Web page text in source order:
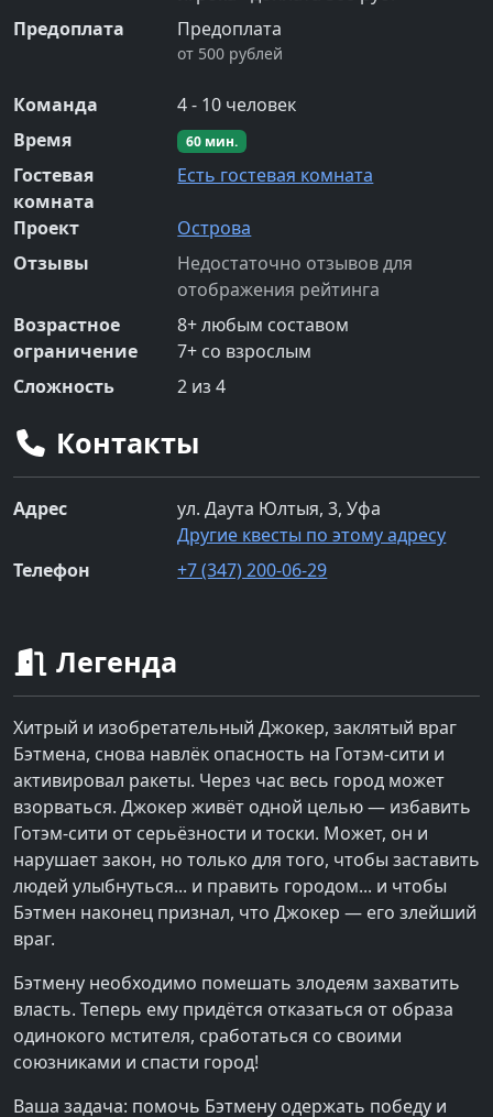
Предоплата
Предоплата
от 500 рублей
Команда 4- 10 человек
Время
60 мин.
Гостевая
комната
Есть гостевая комната
Проект
Острова
Отзывы
Недостаточно отзывов для
отображения рейтинга
Возрастное
ограничение
8+любым составом
7+ со взрослым
Сложность
2 из 4
Контакты
Адрес
ул. Даута Юлтыя, 3, Уфа
Другие квесты по этому адресу
Телефон
+7 (347) 200-06-29
Легенда
Хитрый и изобретательный Джокер, заклятый враг
Бэтмена, снова навлёк опасность на Готэм-сити и
активировал ракеты. Через час весь город может
взорваться. Джокер живёт одной целью — избавить
Готэм-сити от серьёзности и тоски. Может, он и
нарушает закон, но только для того, чтобы заставить
людей улыбнуться... и править городом... и чтобы
Бэтмен наконец признал, что Джокер — его злейший
враг.
Бэтмену необходимо помешать злодеям захватить
власть. Теперь ему придётся отказаться от образа
одинокого мстителя, сработаться со своими
союзниками и спасти город!
Ваша задача: помочь Бэтмену одержать победу и